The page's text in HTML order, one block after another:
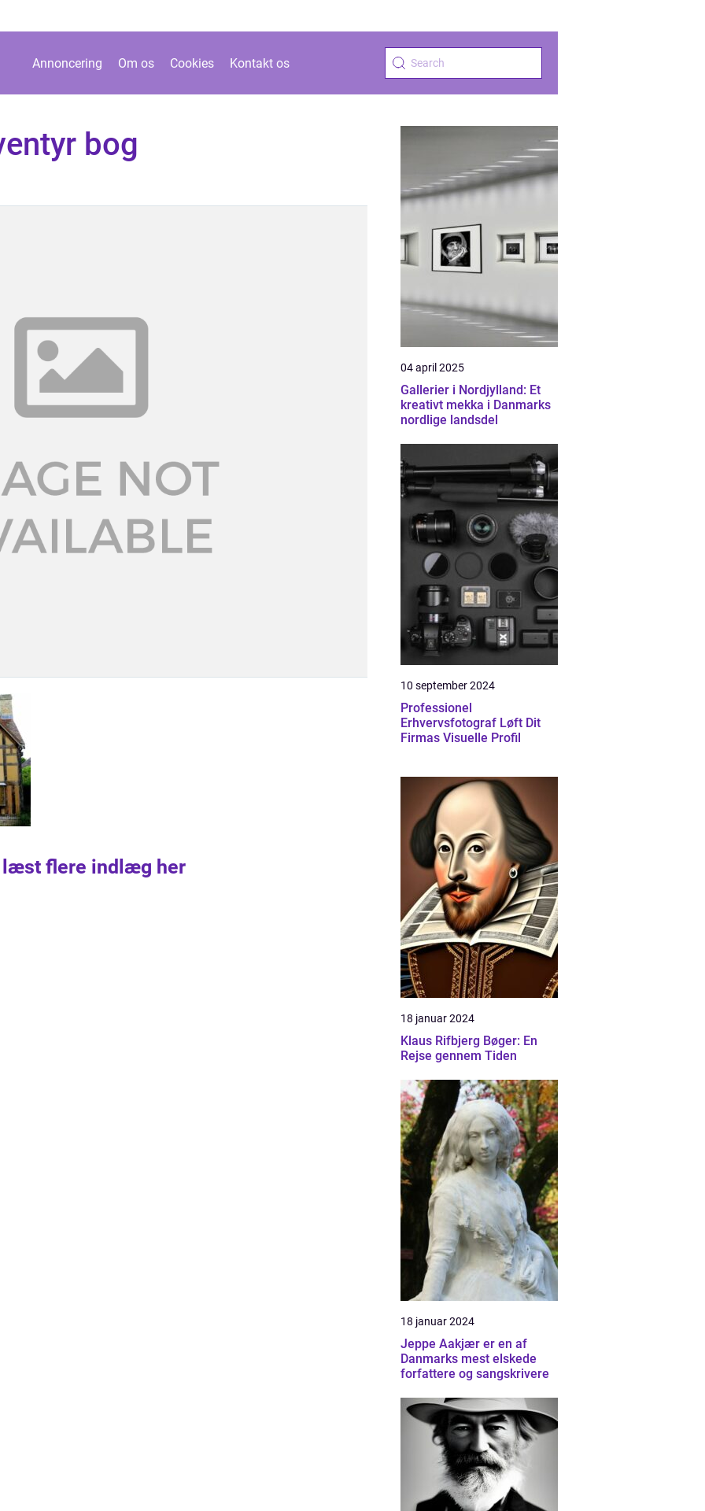
Annoncering Om os Cookies Kontakt os
bog
læst flere indlæg her
04 april 2025
Gallerier i Nordjylland: Et
kreativt mekka i Danmarks
nordlige landsdel
10 september 2024
Professionel
Erhvervsfotograf Løft Dit
Firmas Visuelle Profil
18 januar 2024
Klaus Rifbjerg Bøger: En
Rejse gennem Tiden
18 januar 2024
Jeppe Aakjær er en af
Danmarks mest elskede
forfattere og sangskrivere